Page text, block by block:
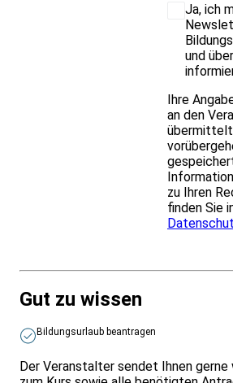
Ja, ich
und
Ihre
an den
zu Ihren
finden Sie
Gut zu wissen
Bildungsurlaub beantragen
Der Veranstalter sendet Ihnen